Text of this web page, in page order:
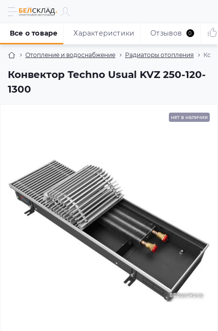
Отопление и водоснабжение Радиаторы отопления
Конвектор Techno Usual KVZ 250-120-
1300
Все о товаре Характеристики Отзывов 0
нет в наличии